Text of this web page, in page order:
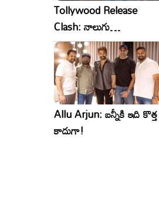
Tollywood Release
Clash: నాలుగు
సినిమాలు..ఒకేసారి..ఎందుకో?
Allu Arjun: బన్నీకి ఇది కొత్త
కాదుగా!